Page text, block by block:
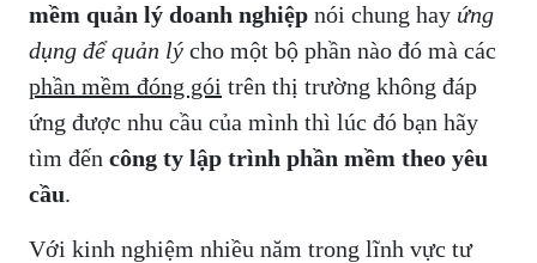
mềm quản lý doanh nghiệp nói chung hay ứng
dụng để quản lý cho một bộ phần nào đó mà các
phần mềm đóng gói trên thị trường không đáp
ứng được nhu cầu của mình thì lúc đó bạn hãy
tìm đến công ty lập trình phần mềm theo yêu
cầu.
Với kinh nghiệm nhiều năm trong lĩnh vực tư